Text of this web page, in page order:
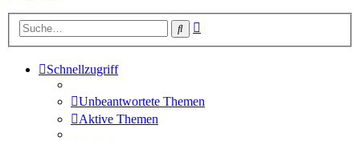
Suche
Schnellzugriff
Unbeantwortete Themen
Aktive Themen